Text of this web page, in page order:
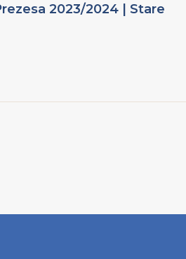
2023/2024 | Stare